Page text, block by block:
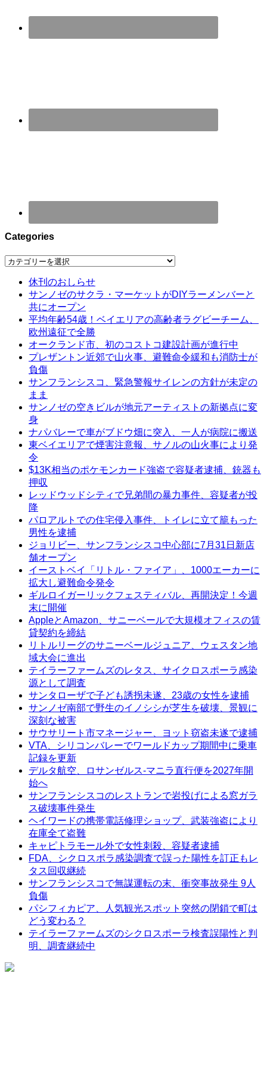
Categories
Categories
休刊のおしらせ
サンノゼのサクラ・マーケットがDIYラーメンバーと
共にオープン
平均年齢54歳！ベイエリアの高齢者ラグビーチーム、
欧州遠征で全勝
オークランド市、初のコストコ建設計画が進行中
プレザントン近郊で山火事、避難命令緩和も消防士が
負傷
サンフランシスコ、緊急警報サイレンの方針が未定の
まま
サンノゼの空きビルが地元アーティストの新拠点に変
身
ナパバレーで車がブドウ畑に突入、一人が病院に搬送
東ベイエリアで煙害注意報、サノルの山火事により発
令
$13K相当のポケモンカード強盗で容疑者逮捕、銃器も
押収
レッドウッドシティで兄弟間の暴力事件、容疑者が投
降
パロアルトでの住宅侵入事件、トイレに立て籠もった
男性を逮捕
ジョリビー、サンフランシスコ中心部に7月31日新店
舗オープン
イーストベイ「リトル・ファイア」、1000エーカーに
拡大し避難命令発令
ギルロイガーリックフェスティバル、再開決定！今週
末に開催
AppleとAmazon、サニーベールで大規模オフィスの賃
貸契約を締結
リトルリーグのサニーベールジュニア、ウェスタン地
域大会に進出
テイラーファームズのレタス、サイクロスポーラ感染
源として調査
サンタローザで子ども誘拐未遂、23歳の女性を逮捕
サンノゼ南部で野生のイノシシが芝生を破壊、景観に
深刻な被害
サウサリート市マネージャー、ヨット窃盗未遂で逮捕
VTA、シリコンバレーでワールドカップ期間中に乗車
記録を更新
デルタ航空、ロサンゼルス-マニラ直行便を2027年開
始へ
サンフランシスコのレストランで岩投げによる窓ガラ
ス破壊事件発生
ヘイワードの携帯電話修理ショップ、武装強盗により
在庫全て盗難
キャピトラモール外で女性刺殺、容疑者逮捕
FDA、シクロスポラ感染調査で誤った陽性を訂正もレ
タス回収継続
サンフランシスコで無謀運転の末、衝突事故発生 9人
負傷
パシフィカピア、人気観光スポット突然の閉鎖で町は
どう変わる？
テイラーファームズのシクロスポーラ検査誤陽性と判
明、調査継続中